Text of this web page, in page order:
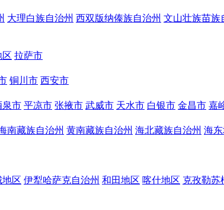
大理白族自治州 西双版纳傣族自治州 文山壮族苗族
区 拉萨市
铜川市 西安市
泉市 平凉市 张掖市 武威市 天水市 白银市 金昌市 嘉
南藏族自治州 黄南藏族自治州 海北藏族自治州 海
地区 伊犁哈萨克自治州 和田地区 喀什地区 克孜勒苏